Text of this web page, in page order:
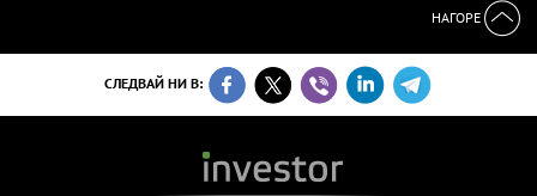
НАГОРЕ
СЛЕДВАЙ НИ В: